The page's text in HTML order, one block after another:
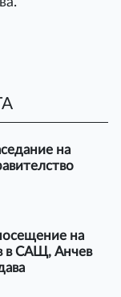
на
на
в САЩ, Анчев